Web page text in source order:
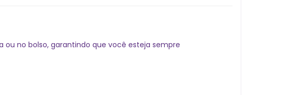
no bolso, garantindo que você esteja sempre